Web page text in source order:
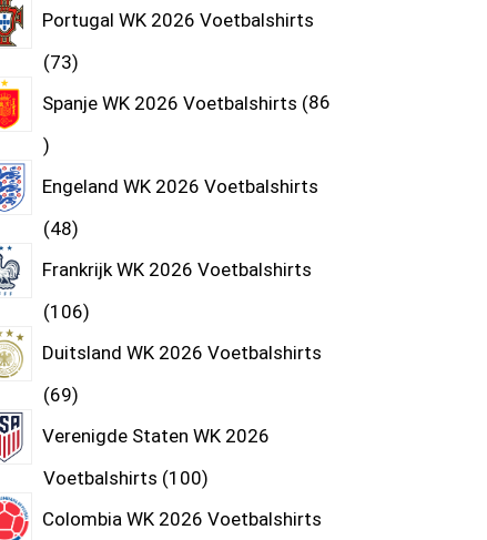
Portugal WK 2026 Voetbalshirts
73
Spanje WK 2026 Voetbalshirts 86
Engeland WK 2026 Voetbalshirts
48
Frankrijk WK 2026 Voetbalshirts
106
Duitsland WK 2026 Voetbalshirts
69
Verenigde Staten WK 2026
Voetbalshirts 100
Colombia WK 2026 Voetbalshirts